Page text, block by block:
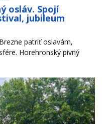
osláv. Spojí
jubileum
patriť oslavám,
Horehronský pivný